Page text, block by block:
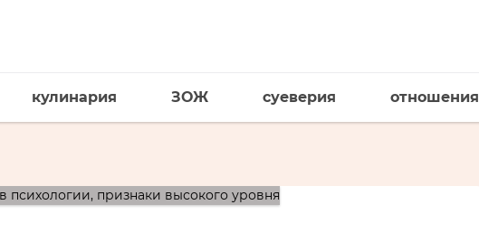
кулинария ЗОЖ суеверия отношения